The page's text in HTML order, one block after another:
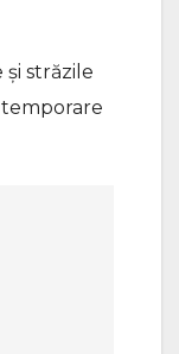
și străzile